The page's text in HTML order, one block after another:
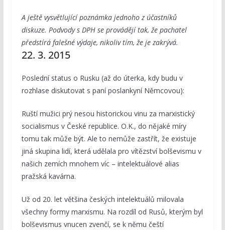
A ještě vysvětlující poznámka jednoho z účastníků
diskuze. Podvody s DPH se provádějí tak, že pachatel
předstírá falešné výdaje, nikoliv tím, že je zakrývá.
22. 3. 2015
Poslední status o Rusku (až do úterka, kdy budu v
rozhlase diskutovat s paní poslankyní Němcovou):
Ruští mužici prý nesou historickou vinu za marxistický
socialismus v České republice. O.K., do nějaké míry
tomu tak může být. Ale to nemůže zastřít, že existuje
jiná skupina lidí, která udělala pro vítězství bolševismu v
našich zemích mnohem víc – intelektuálové alias
pražská kavárna.
Už od 20. let většina českých intelektuálů milovala
všechny formy marxismu. Na rozdíl od Rusů, kterým byl
bolševismus vnucen zvenčí, se k němu čeští